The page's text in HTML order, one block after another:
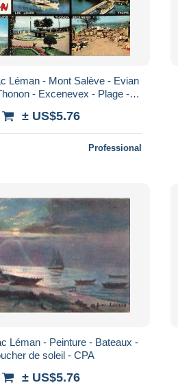
Léman - Mont Salève - Evian
- Excenevex - Plage -
± US$5.76
Professional
Léman - Peinture - Bateaux -
de soleil - CPA
± US$5.76